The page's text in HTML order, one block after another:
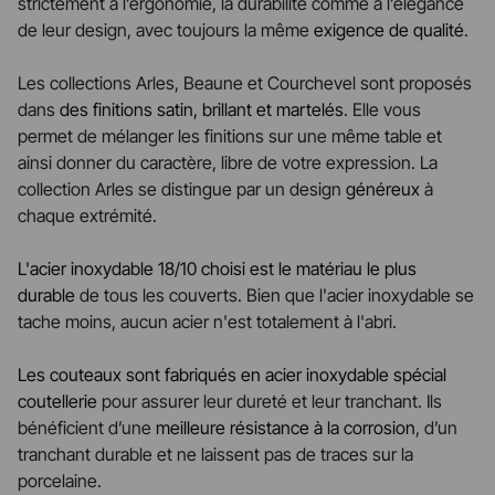
de leur design, avec toujours la même exigence de qualité.
Les collections Arles, Beaune et Courchevel sont proposés
dans des finitions satin, brillant et martelés. Elle vous
permet de mélanger les finitions sur une même table et
ainsi donner du caractère, libre de votre expression. La
collection Arles se distingue par un design généreux à
chaque extrémité.
L'acier inoxydable 18/10 choisi est le matériau le plus
durable de tous les couverts. Bien que l'acier inoxydable se
tache moins, aucun acier n'est totalement à l'abri.
Les couteaux sont fabriqués en acier inoxydable spécial
coutellerie pour assurer leur dureté et leur tranchant. Ils
bénéficient d’une meilleure résistance à la corrosion, d’un
tranchant durable et ne laissent pas de traces sur la
porcelaine.